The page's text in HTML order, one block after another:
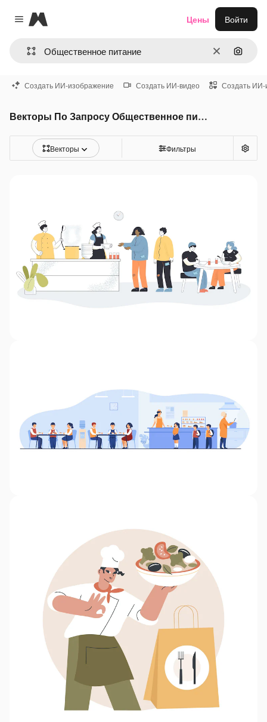
Close menu
Magnific
ОчиститьПоиск
Цены Войти
Создать ИИ-изображение Создать ИИ-видео Создать ИИ-
Векторы По Запросу Общественное питание
Векторы Фильтры